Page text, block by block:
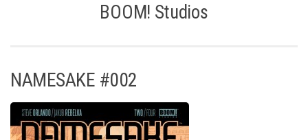
BOOM! Studios
NAMESAKE #002